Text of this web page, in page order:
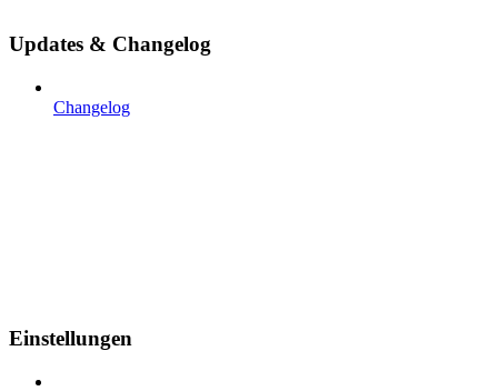
Updates & Changelog
Changelog
Einstellungen